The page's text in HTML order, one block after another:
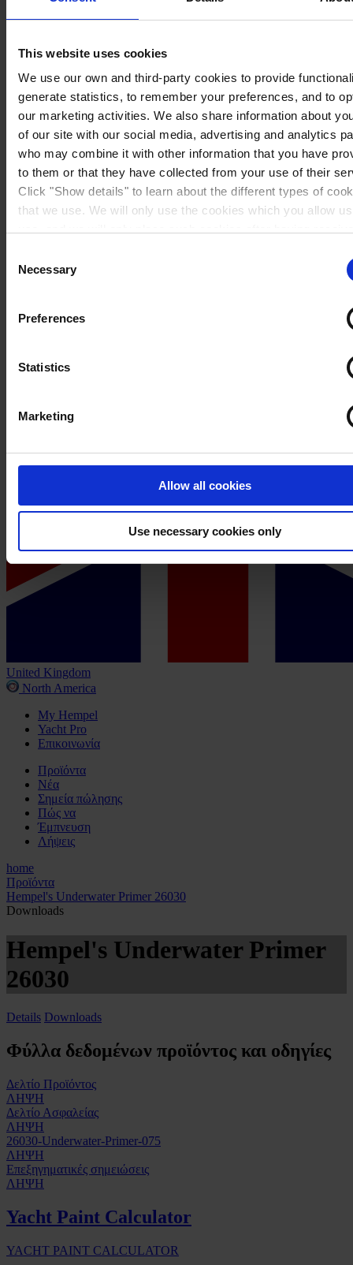
This website uses cookies
We use our own and third-party cookies to provide
generate statistics, to remember your preferences, and to
our marketing activities. We also share information about
of our site with our social media, advertising and analytics
who may combine it with other information that you have
to them or that they have collected from your use of their
Click "Show details" to learn about the different types of
that we use. We will only use the cookies which you allow
link in ourCookie Policy
. If you would like to know more
Selection
Necessary
Preferences
Statistics
Marketing
Allow all cookies
Use necessary cookies only
United Kingdom
North America
My Hempel
Yacht Pro
Επικοινωνία
Προϊόντα
Νέα
Σημεία πώλησης
Πώς να
Έμπνευση
Λήψεις
home
Προϊόντα
Hempel's Underwater Primer 26030
Downloads
Hempel's Underwater Primer
26030
Details Downloads
Φύλλα δεδομένων προϊόντος και οδηγίες
Δελτίο Προϊόντος
ΛΗΨΗ
Δελτίο Ασφαλείας
ΛΗΨΗ
26030-Underwater-Primer-075
ΛΗΨΗ
Επεξηγηματικές σημειώσεις
ΛΗΨΗ
Yacht Paint Calculator
YACHT PAINT CALCULATOR